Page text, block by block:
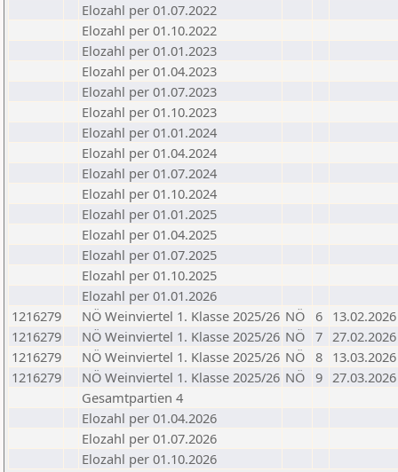
Elozahl per 01.07.2022
Elozahl per 01.10.2022
Elozahl per 01.01.2023
Elozahl per 01.04.2023
Elozahl per 01.07.2023
Elozahl per 01.10.2023
Elozahl per 01.01.2024
Elozahl per 01.04.2024
Elozahl per 01.07.2024
Elozahl per 01.10.2024
Elozahl per 01.01.2025
Elozahl per 01.04.2025
Elozahl per 01.07.2025
Elozahl per 01.10.2025
Elozahl per 01.01.2026
1216279
NÖ Weinviertel 1. Klasse 2025/26 NÖ 6 13.02.2026
1216279
NÖ Weinviertel 1. Klasse 2025/26 NÖ 7 27.02.2026
1216279
NÖ Weinviertel 1. Klasse 2025/26 NÖ 8 13.03.2026
1216279
NÖ Weinviertel 1. Klasse 2025/26 NÖ 9 27.03.2026
Gesamtpartien 4
Elozahl per 01.04.2026
Elozahl per 01.07.2026
Elozahl per 01.10.2026